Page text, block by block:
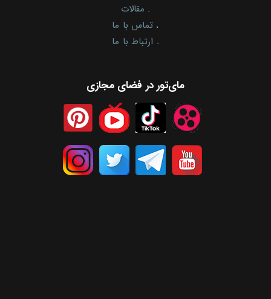
. مقالات
. تماس با ما
. ارتباط با ما
مای‌تور در فضای مجازی